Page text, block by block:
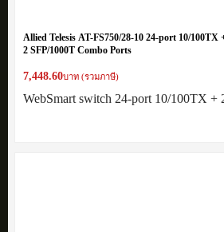
Allied Telesis AT-FS750/28-10 24-port 10/100TX
2 SFP/1000T Combo Ports
7,448.60บาท (รวมภาษี)
WebSmart switch 24-port 10/100TX